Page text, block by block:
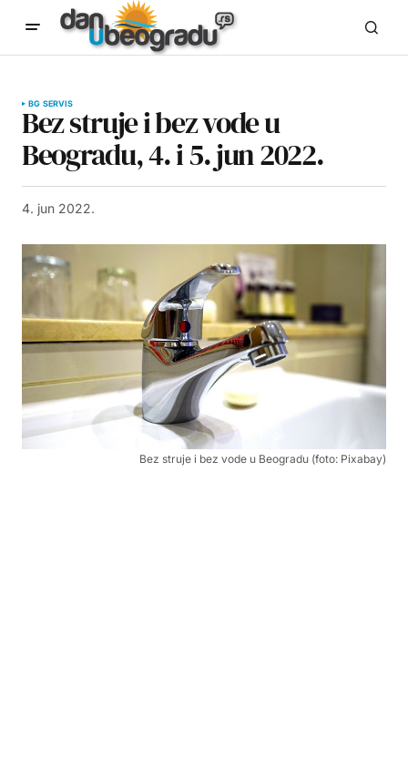
BG SERVIS
Bez struje i bez vode u
Beogradu, 4. i 5. jun 2022.
4. jun 2022.
Bez struje i bez vode u Beogradu (foto: Pixabay)